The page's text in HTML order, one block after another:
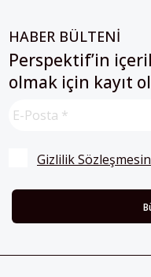
HABER BÜLTENİ
Perspektif’in
olmak için kayıt
Gizlilik